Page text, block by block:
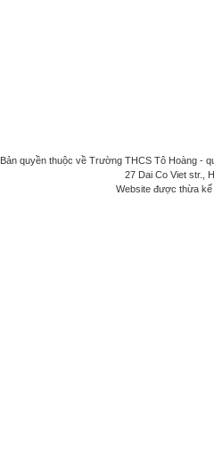
Bản quyền thuộc về Trường THCS Tô Hoàng -
27 Dai Co Viet str.,
Website được thừa